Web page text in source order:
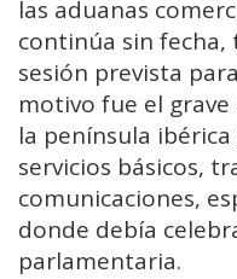
las aduanas
continúa sin fecha,
sesión prevista
motivo fue el
la península
servicios básicos,
comunicaciones,
donde debía
parlamentaria.